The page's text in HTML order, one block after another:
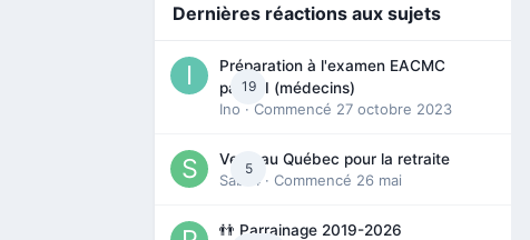
Dernières réactions aux sujets
19
Préparation à l'examen EACMC
partie I (médecins)
Ino · Commencé 27 octobre 2023
5
Venir au Québec pour la retraite
Sab74 · Commencé 26 mai
👬 Parrainage 2019-2026